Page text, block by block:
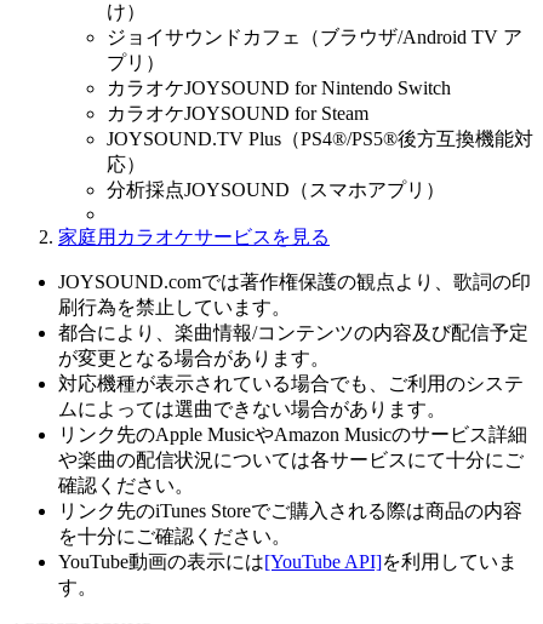
け）
ジョイサウンドカフェ（ブラウザ/Android TV ア
プリ）
カラオケJOYSOUND for Nintendo Switch
カラオケJOYSOUND for Steam
JOYSOUND.TV Plus（PS4®/PS5®後方互換機能対
応）
分析採点JOYSOUND（スマホアプリ）
家庭用カラオケサービスを見る
JOYSOUND.comでは著作権保護の観点より、歌詞の印
刷行為を禁止しています。
都合により、楽曲情報/コンテンツの内容及び配信予定
が変更となる場合があります。
対応機種が表示されている場合でも、ご利用のシステ
ムによっては選曲できない場合があります。
リンク先のApple MusicやAmazon Musicのサービス詳細
や楽曲の配信状況については各サービスにて十分にご
確認ください。
リンク先のiTunes Storeでご購入される際は商品の内容
を十分にご確認ください。
YouTube動画の表示には[YouTube API]を利用していま
す。